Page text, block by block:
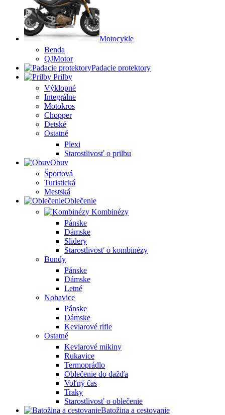
Motocykle
Benda
QJMotor
Padacie protektory
Prilby
Výklopné
Integrálne
Motokros
Chopper
Detské
Ostatné
Plexi
Starostlivosť o prilbu
Obuv
Športová
Turistická
Mestská
Oblečenie
Kombinézy
Pánske
Dámske
Slidery
Starostlivosť o kombinézy
Bundy
Pánske
Dámske
Letné
Nohavice
Pánske
Dámske
Kevlarové rifle
Ostatné
Kevlarové mikiny
Rukavice
Termoprádlo
Oblečenie do dažďa
Voľný čas
Traky
Starostlivosť o oblečenie
Batožina a cestovanie